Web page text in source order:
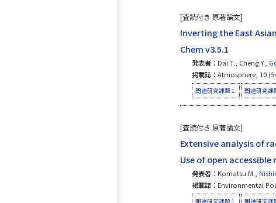
[査読付き 原著論文]
Inverting the East
Chem v3.5.1
発表者： Dai T., Cheng Y.,
掲載誌： Atmosphere, 10
関連研究課題１ 関連研究課
[査読付き 原著論文]
Extensive analysis of
Use of open
発表者： Komatsu M.,
掲載誌： Environmental
関連研究課題１ 関連研究課